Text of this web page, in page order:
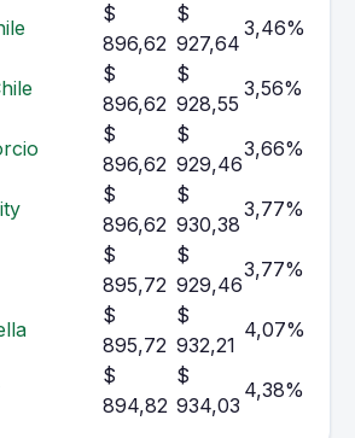
$
896,62
$
927,64
3,46%
$
896,62
$
928,55
3,56%
$
896,62
$
929,46
3,66%
$
896,62
$
930,38
3,77%
$
895,72
$
929,46
3,77%
$
895,72
$
932,21
4,07%
$
894,82
$
934,03
4,38%